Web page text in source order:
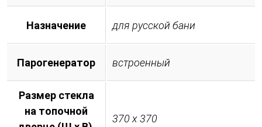
Назначение для русской бани
Парогенератор встроенный
Размер стекла
на топочной
370 х 370